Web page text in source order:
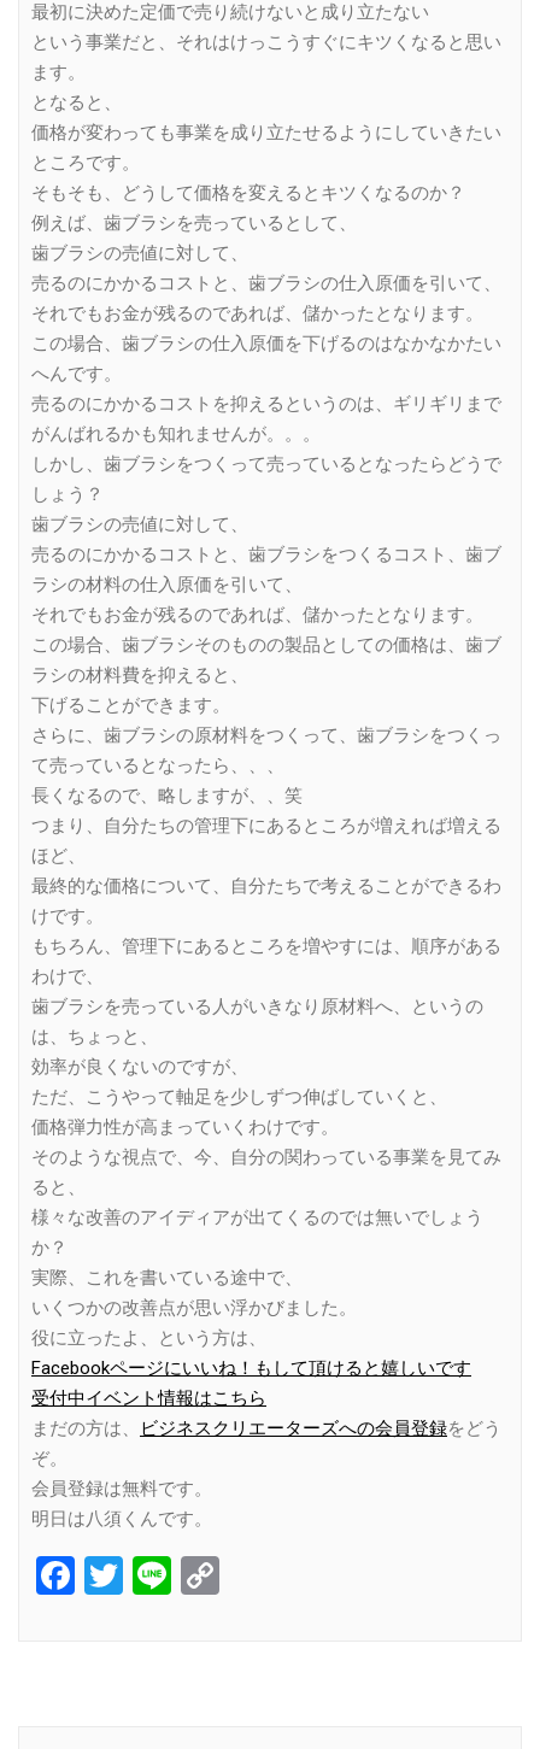
最初に決めた定価で売り続けないと成り立たない
という事業だと、それはけっこうすぐにキツくなると思い
ます。
となると、
価格が変わっても事業を成り立たせるようにしていきたい
ところです。
そもそも、どうして価格を変えるとキツくなるのか？
例えば、歯ブラシを売っているとして、
歯ブラシの売値に対して、
売るのにかかるコストと、歯ブラシの仕入原価を引いて、
それでもお金が残るのであれば、儲かったとなります。
この場合、歯ブラシの仕入原価を下げるのはなかなかたい
へんです。
売るのにかかるコストを抑えるというのは、ギリギリまで
がんばれるかも知れませんが。。。
しかし、歯ブラシをつくって売っているとなったらどうで
しょう？
歯ブラシの売値に対して、
売るのにかかるコストと、歯ブラシをつくるコスト、歯ブ
ラシの材料の仕入原価を引いて、
それでもお金が残るのであれば、儲かったとなります。
この場合、歯ブラシそのものの製品としての価格は、歯ブ
ラシの材料費を抑えると、
下げることができます。
さらに、歯ブラシの原材料をつくって、歯ブラシをつくっ
て売っているとなったら、、、
長くなるので、略しますが、、笑
つまり、自分たちの管理下にあるところが増えれば増える
ほど、
最終的な価格について、自分たちで考えることができるわ
けです。
もちろん、管理下にあるところを増やすには、順序がある
わけで、
歯ブラシを売っている人がいきなり原材料へ、というの
は、ちょっと、
効率が良くないのですが、
ただ、こうやって軸足を少しずつ伸ばしていくと、
価格弾力性が高まっていくわけです。
そのような視点で、今、自分の関わっている事業を見てみ
ると、
様々な改善のアイディアが出てくるのでは無いでしょう
か？
実際、これを書いている途中で、
いくつかの改善点が思い浮かびました。
役に立ったよ、という方は、
Facebookページにいいね！もして頂けると嬉しいです
受付中イベント情報はこちら
まだの方は、
ビジネスクリエーターズへの会員登録をどう
ぞ。
会員登録は無料です。
明日は八須くんです。
Facebook
Twitter
Line